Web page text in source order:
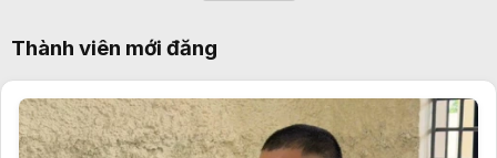
Thành viên mới đăng